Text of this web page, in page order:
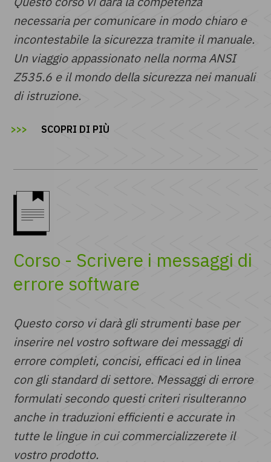
necessaria per comunicare in modo chiaro e
incontestabile la sicurezza tramite il manuale.
Un viaggio appassionato nella norma ANSI
Z535.6 e il mondo della sicurezza nei manuali
di istruzione.
SCOPRI DI PIÙ
Corso - Scrivere i messaggi di
errore software
Questo corso vi darà gli strumenti base per
inserire nel vostro software dei messaggi di
errore completi, concisi, efficaci ed in linea
con gli standard di settore. Messaggi di errore
formulati secondo questi criteri risulteranno
anche in traduzioni efficienti e accurate in
tutte le lingue in cui commercializzerete il
vostro prodotto.